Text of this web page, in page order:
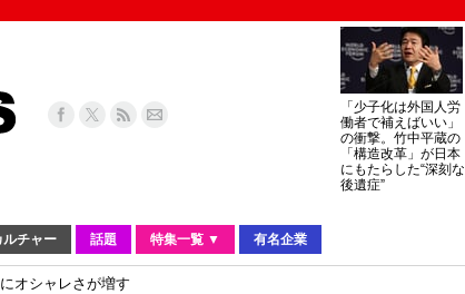
「少子化は外国人労
働者で補えばいい」
の衝撃。竹中平蔵の
「構造改革」が日本
にもたらした“深刻な
後遺症”
ルチャー 話題 特集一覧 ▼ 有名企業
オシャレさが増す